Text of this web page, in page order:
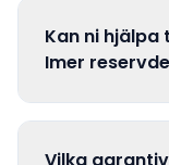
Kan ni
Imer